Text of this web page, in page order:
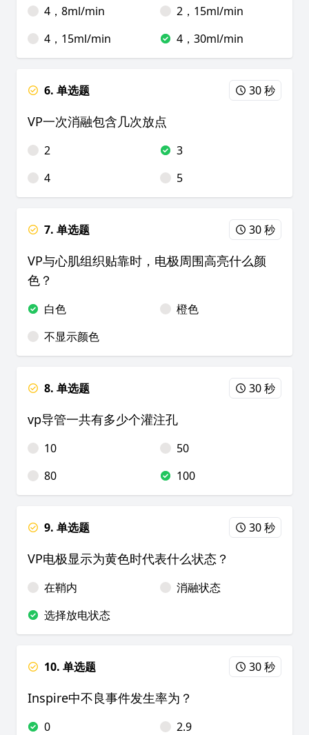
4，8ml/min
2，15ml/min
4，15ml/min
4，30ml/min
6. 单选题 30 秒
VP一次消融包含几次放点
2
3
4
5
7. 单选题 30 秒
VP与心肌组织贴靠时，电极周围高亮什么颜
色？
白色
橙色
不显示颜色
8. 单选题 30 秒
vp导管一共有多少个灌注孔
10
50
80
100
9. 单选题 30 秒
VP电极显示为黄色时代表什么状态？
在鞘内
消融状态
选择放电状态
10. 单选题 30 秒
Inspire中不良事件发生率为？
0
2.9